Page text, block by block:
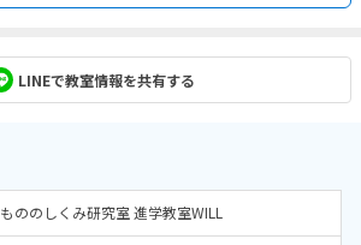
LINEで教室情報を共有する
もののしくみ研究室 進学教室WILL